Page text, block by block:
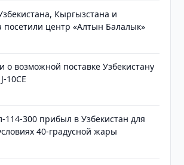
Кыргызстана и
посетили центр «Алтын Балалык»
возможной поставке Узбекистану
10CE
114-300 прибыл в Узбекистан для
40-градусной жары